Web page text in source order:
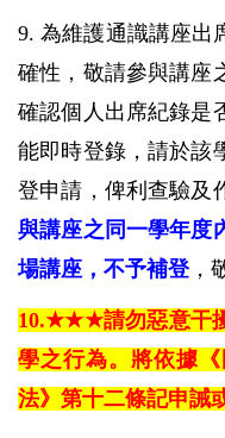
9.為維護通識講座出
確性，敬請參與講座
確認個人出席紀錄是
能即時登錄，請於該
登申請，俾利查驗及
與講座之同一學年度
場講座，不予補登，
10.★★★請勿惡意干
學之行為。將依據
法》第十二條記申誡